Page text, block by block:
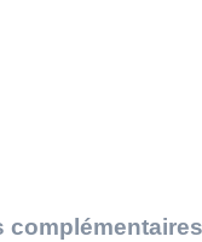
complémentaires